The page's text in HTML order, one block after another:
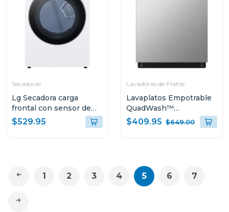
Secadoras
Lg Secadora carga
frontal con sensor de
secado sensor dry y
conectivdad thinq de
$529.95
Lavadoras de Platos
Lavaplatos Empotrable
QuadWash™
LDFN3432T
$409.95 $649.00
1 2 3 4 5 6 7